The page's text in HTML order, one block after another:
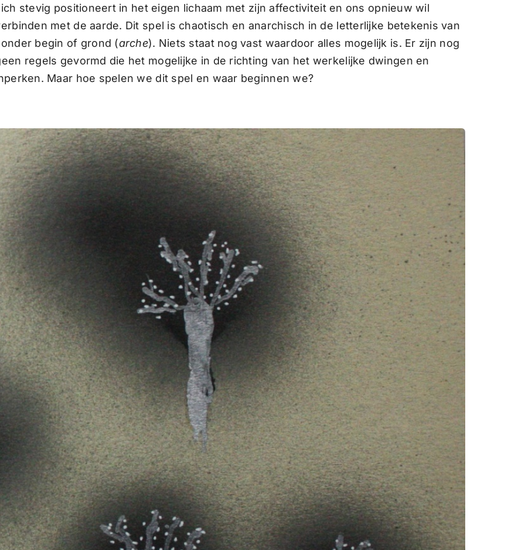
stevig positioneert in het eigen lichaam met zijn affectiviteit en ons opnieuw wil
met de aarde. Dit spel is chaotisch en anarchisch in de letterlijke betekenis van
begin of grond (arche). Niets staat nog vast waardoor alles mogelijk is. Er zijn nog
regels gevormd die het mogelijke in de richting van het werkelijke dwingen en
Maar hoe spelen we dit spel en waar beginnen we?